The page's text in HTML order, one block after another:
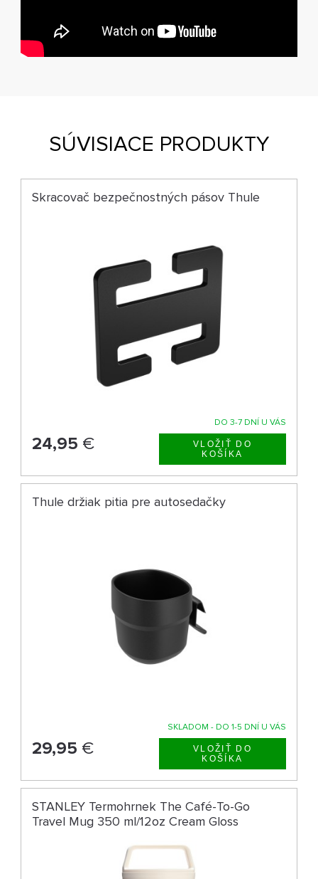
SÚVISIACE PRODUKTY
Skracovač bezpečnostných pásov Thule
DO 3-7 DNÍ U VÁS
24,95 €
Thule držiak pitia pre autosedačky
SKLADOM - DO 1-5 DNÍ U VÁS
29,95 €
STANLEY Termohrnek The Café-To-Go
Travel Mug 350 ml/12oz Cream Gloss